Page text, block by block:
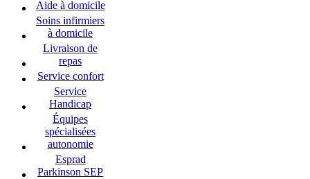
Aide à domicile
Soins infirmiers
à domicile
Livraison de
repas
Service confort
Service
Handicap
Équipes
spécialisées
autonomie
Esprad
Parkinson SEP